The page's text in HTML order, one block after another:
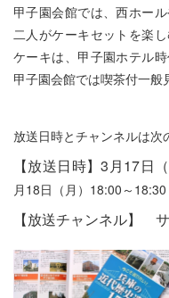
甲子園会館では、西ホー
二人がケーキセットを楽
ケーキは、甲子園ホテル
甲子園会館では喫茶付一般
放送日時とチャンネルは次
【放送日時】3月17日
月18日（月）18:00～18:30
【放送チャンネル】